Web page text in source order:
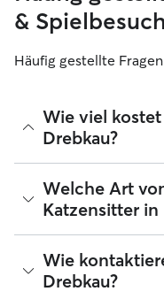
&
Häufig gestellte
Wie viel
Drebkau?
Katzensitter können
durchschnittlichen
Drebkau betragen
einschließlich der
Buchung an deine
anpasst.
Welche Art
Katzensitter in
Suchst du eine
mit deiner Katze
säubert?
Wie
Drebkau?